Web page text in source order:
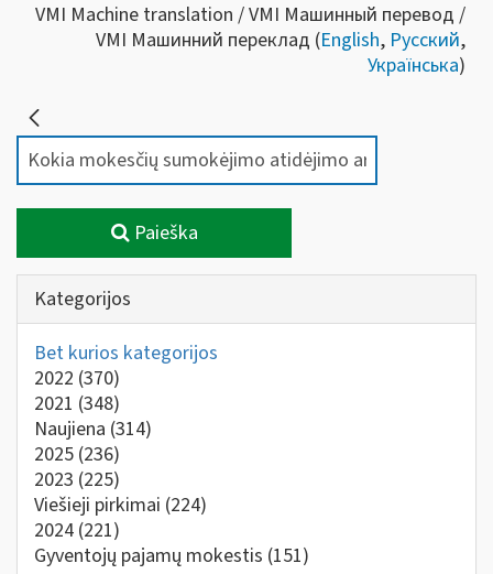
VMI Machine translation / VMI Машинный перевод /
VMI Машинний переклад (English, Русский,
Українська)
Paieška
Kategorijos
Bet kurios kategorijos
2022 (370)
2021 (348)
Naujiena (314)
2025 (236)
2023 (225)
Viešieji pirkimai (224)
2024 (221)
Gyventojų pajamų mokestis (151)